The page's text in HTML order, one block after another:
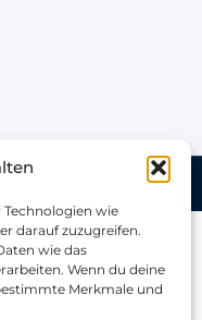
wie
darauf zuzugreifen.
wie das
Wenn du deine
Merkmale und